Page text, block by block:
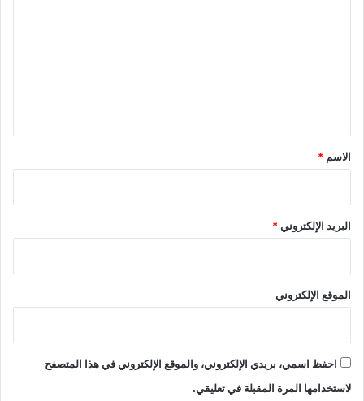
*
الاسم *
البريد الإلكتروني*
الموقع الإلكتروني
احفظ اسمي، بريدي الإلكتروني، والموقع الإلكتروني في هذا المتصفح
لاستخدامها المرة المقبلة في تعليقي.